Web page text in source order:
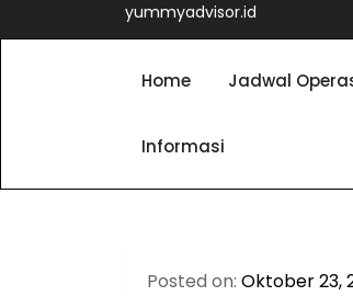
yummyadvisor.id
Home Jadwal
Informasi
Posted on: Oktober 23,